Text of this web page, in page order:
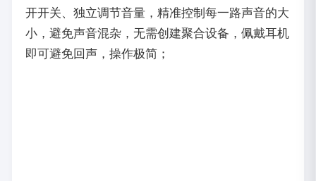
开开关、独立调节音量，精准控制每一路声音的大
小，避免声音混杂，无需创建聚合设备，佩戴耳机
即可避免回声，操作极简；